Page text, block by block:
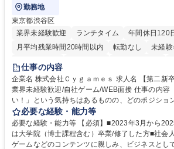
勤務地
東京都渋谷区
業界未経験歓迎
ランチタイム
年間休日120
月平均残業時間20時間以内
転勤なし
未経験
住宅手当あり
交通費支給
土日祝休み 服装自由 昼食補助
食事補助あり
仕事の内容
企業名 株式会社Ｃｙｇａｍｅｓ 求人名 【第二新卒オープンポジション】
業界未経験歓迎/自社ゲーム/WEB面接 仕事の内容 「ゲーム業界で働きた
い！」という気持ちはあるものの、どのポジショ
しているか悩んでいる方が対象となります！ 総合職（プランナー/データ
アナリストなど）、技術職（開発エンジニ ア/イ
ど）、デザイン職（デザイナー/イラストレ ータ
ご希望と適正にマッチしたポジションをご案内い
必要な経験・能力等
必要な経験・能力等 【必須】■2023年3月から
は大学院（博士課程含む）卒業/修了した方■社会
ゲームなどのコンテンツに親しみ、ビジネスとして興味